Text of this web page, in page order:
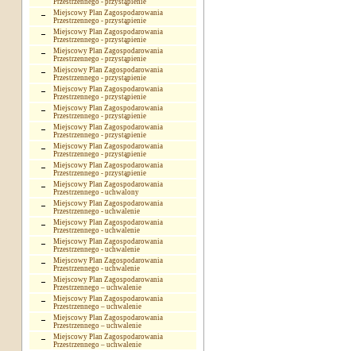
Przestrzennego - przystąpienie
Miejscowy Plan Zagospodarowania
Przestrzennego - przystąpienie
Miejscowy Plan Zagospodarowania
Przestrzennego - przystąpienie
Miejscowy Plan Zagospodarowania
Przestrzennego - przystąpienie
Miejscowy Plan Zagospodarowania
Przestrzennego - przystąpienie
Miejscowy Plan Zagospodarowania
Przestrzennego - przystąpienie
Miejscowy Plan Zagospodarowania
Przestrzennego - przystąpienie
Miejscowy Plan Zagospodarowania
Przestrzennego - przystąpienie
Miejscowy Plan Zagospodarowania
Przestrzennego - przystąpienie
Miejscowy Plan Zagospodarowania
Przestrzennego - przystąpienie
Miejscowy Plan Zagospodarowania
Przestrzennego - uchwalony
Miejscowy Plan Zagospodarowania
Przestrzennego - uchwalenie
Miejscowy Plan Zagospodarowania
Przestrzennego - uchwalenie
Miejscowy Plan Zagospodarowania
Przestrzennego - uchwalenie
Miejscowy Plan Zagospodarowania
Przestrzennego - uchwalenie
Miejscowy Plan Zagospodarowania
Przestrzennego – uchwalenie
Miejscowy Plan Zagospodarowania
Przestrzennego – uchwalenie
Miejscowy Plan Zagospodarowania
Przestrzennego – uchwalenie
Miejscowy Plan Zagospodarowania
Przestrzennego – uchwalenie